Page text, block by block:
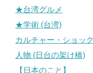
★台湾グルメ
★学術 (台湾)
カルチャー・ショック
人物 (日台の架け橋)
【日本のこと】